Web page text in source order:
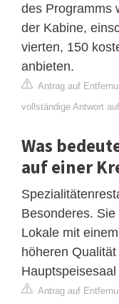
des Programms
der Kabine,
vierten, 150
anbieten.
Antrag auf
vollständige Antwort
Was
auf einer
Besonderes.
Lokale mit
höheren
Hauptspeisesaal
Antrag auf